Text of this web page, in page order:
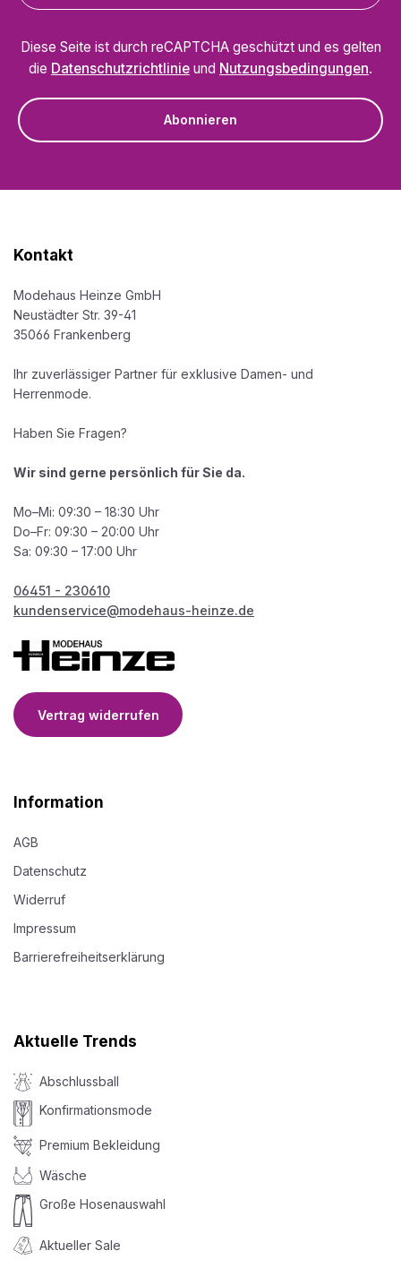
Diese Seite ist durch reCAPTCHA geschützt und es gelten
die Datenschutzrichtlinie und Nutzungsbedingungen.
Abonnieren
Kontakt
Modehaus Heinze GmbH
Neustädter Str. 39-41
35066 Frankenberg
Ihr zuverlässiger Partner für exklusive Damen- und
Herrenmode.
Haben Sie Fragen?
Wir sind gerne persönlich für Sie da.
Mo–Mi: 09:30 – 18:30 Uhr
Do–Fr: 09:30 – 20:00 Uhr
Sa: 09:30 – 17:00 Uhr
06451 - 230610
kundenservice@modehaus-heinze.de
Vertrag widerrufen
Information
AGB
Datenschutz
Widerruf
Impressum
Barrierefreiheitserklärung
Aktuelle Trends
Abschlussball
Konfirmationsmode
Premium Bekleidung
Wäsche
Große Hosenauswahl
Aktueller Sale